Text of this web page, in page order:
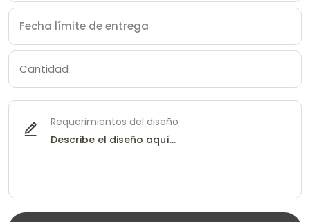
Requerimientos del diseño